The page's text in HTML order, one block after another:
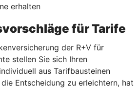
erhalten
für Tarife
der R+V für
stellen Sie sich Ihren
aus Tarifbausteinen
Entscheidung zu erleichtern, hat